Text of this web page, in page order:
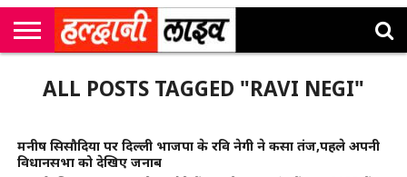
एम
कॉर्नर
उत्तराखंड
न्यूज़
खेल
मनोरंजन
सम्पादकीय
जॉब
अलर्ट्स
ALL POSTS TAGGED "RAVI NEGI"
मनीष सिसौदिया पर दिल्ली भाजपा के रवि नेगी ने कसा तंज,पहले अपनी
विधानसभा को देखिए जनाब